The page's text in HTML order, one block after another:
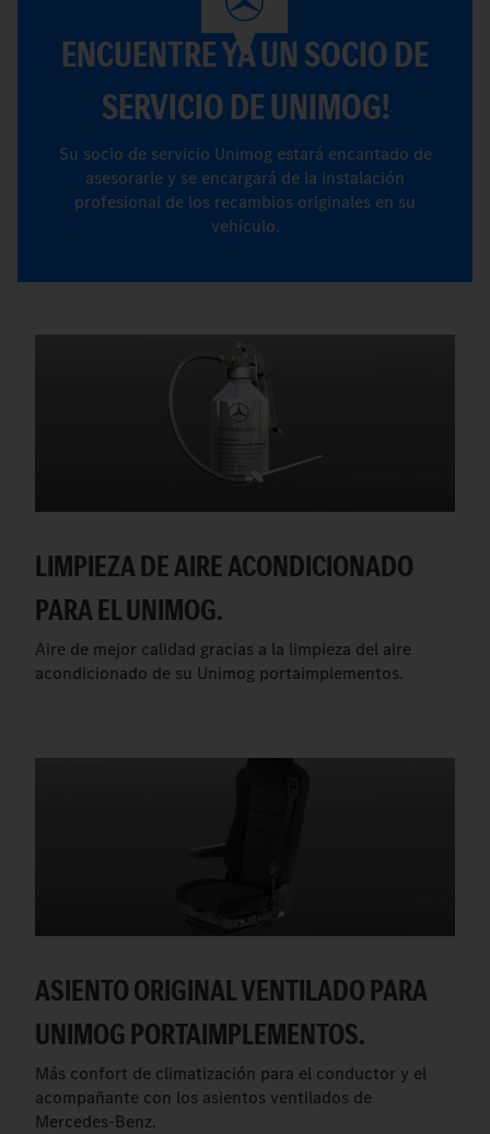
ENCUENTRE YA UN SOCIO DE
SERVICIO DE UNIMOG!
Su socio de servicio Unimog estará encantado de
asesorarle y se encargará de la instalación
profesional de los recambios originales en su
vehículo.
LIMPIEZA DE AIRE ACONDICIONADO
PARA EL UNIMOG.
Aire de mejor calidad gracias a la limpieza del aire
acondicionado de su Unimog portaimplementos.
ASIENTO ORIGINAL VENTILADO PARA
UNIMOG PORTAIMPLEMENTOS.
Más confort de climatización para el conductor y el
acompañante con los asientos ventilados de
Mercedes-Benz.